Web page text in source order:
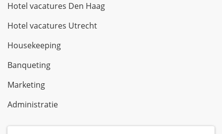
Hotel vacatures Den Haag
Hotel vacatures Utrecht
Housekeeping
Banqueting
Marketing
Administratie